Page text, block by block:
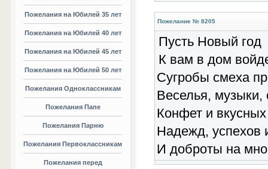
Пожелания на Юбилей 35 лет
Пожелания на Юбилей 40 лет
Пожелания на Юбилей 45 лет
Пожелания на Юбилей 50 лет
Пожелания Одноклассникам
Пожелания Папе
Пожелания Парню
Пожелания Первоклассникам
Пожелания перед
Пожелание № 8205
Пусть Новый год
К вам в дом
Сугробы смеха
Веселья, музыки,
Конфет и вкусных
Надежд, успехов
И доброты на